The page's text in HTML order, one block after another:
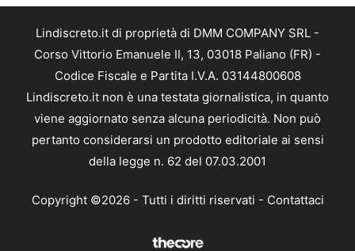
Lindiscreto.it di proprietà di DMM COMPANY SRL -
Corso Vittorio Emanuele II, 13, 03018 Paliano (FR) -
Codice Fiscale e Partita I.V.A. 03144800608
Lindiscreto.it non è una testata giornalistica, in quanto
viene aggiornato senza alcuna periodicità. Non può
pertanto considerarsi un prodotto editoriale ai sensi
della legge n. 62 del 07.03.2001
Copyright ©2026 - Tutti i diritti riservati - Contattaci